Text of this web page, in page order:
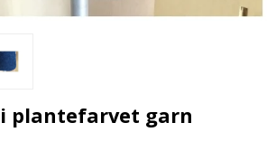
plantefarvet garn